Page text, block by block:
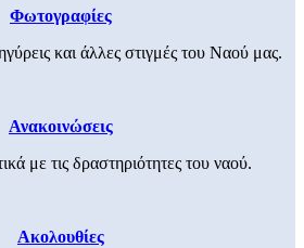
Φωτογραφίες
και άλλες στιγμές του Ναού μας.
Ανακοινώσεις
με τις δραστηριότητες του ναού.
Ακολουθίες